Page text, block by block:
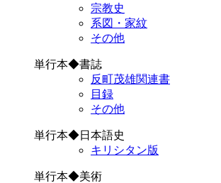
宗教史
系図・家紋
その他
単行本◆書誌
反町茂雄関連書
目録
その他
単行本◆日本語史
キリシタン版
単行本◆美術